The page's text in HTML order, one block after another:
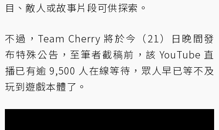
目、敵人或故事片段可供探索。
不過，Team Cherry 將於今（21）日晚間發
布特殊公告，至筆者截稿前，該 YouTube 直
播已有逾 9,500 人在線等待，眾人早已等不及
玩到遊戲本體了。